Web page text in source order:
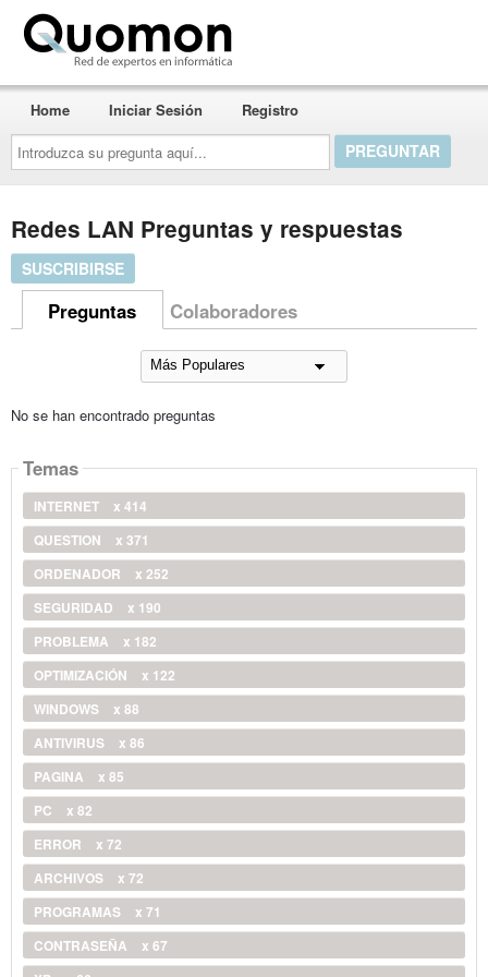
Introduzca
su
pregunta
aquí...
Home Iniciar Sesión Registro
Redes LAN Preguntas y respuestas
SUSCRIBIRSE
Preguntas Colaboradores
No se han encontrado preguntas
Temas
INTERNET
x 414
QUESTION
x 371
ORDENADOR
x 252
SEGURIDAD
x 190
PROBLEMA
x 182
OPTIMIZACIÓN
x 122
WINDOWS
x 88
ANTIVIRUS
x 86
PAGINA
x 85
PC
x 82
ERROR
x 72
ARCHIVOS
x 72
PROGRAMAS
x 71
CONTRASEÑA
x 67